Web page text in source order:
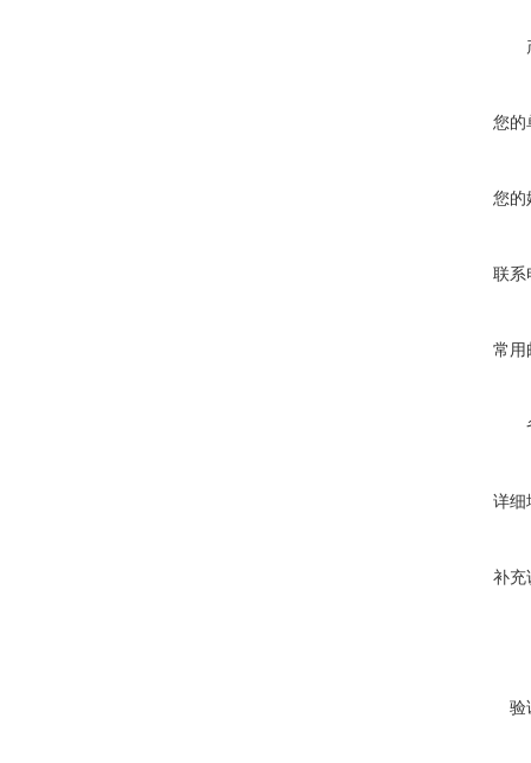
您的
您的
联系
常用
详细
补充
验